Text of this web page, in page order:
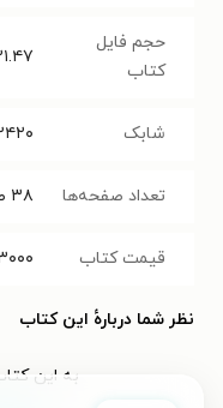
حجم فایل
کتاب
شابک
تعداد صفحه‌ها ۳۸
قیمت کتاب
نظر شما دربارهٔ این کتاب
به این